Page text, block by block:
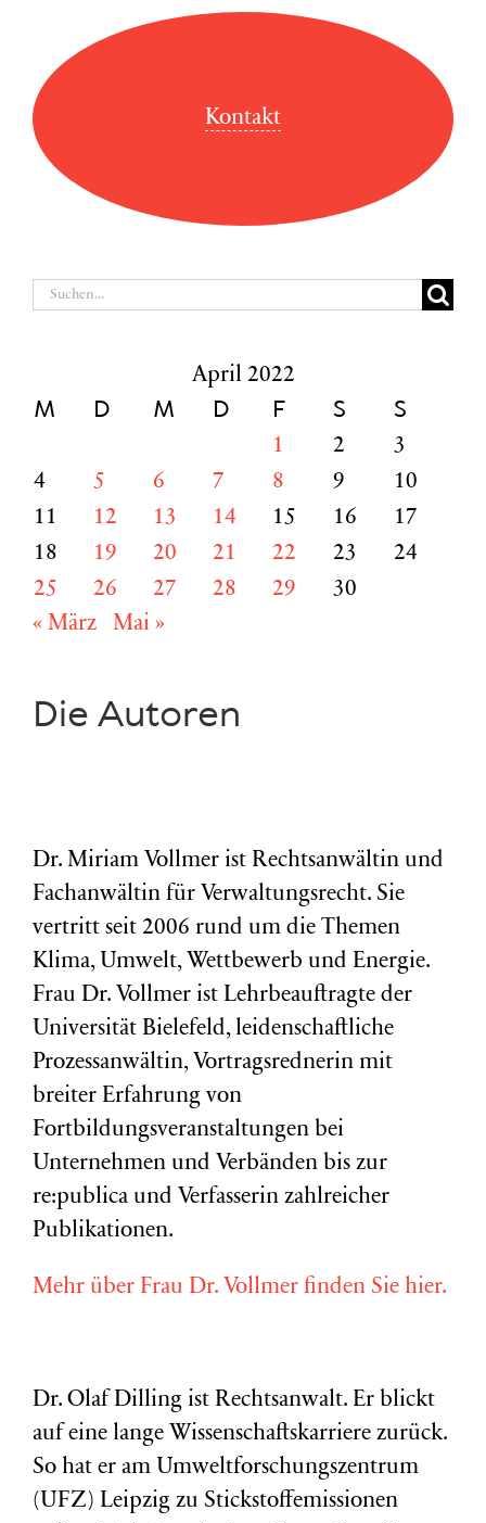
Kontakt
Suche
April 2022
M D M D F S S
1 2
3
4
5 6 7 8 9
10
11
12 13 14 15 16
17
18
19 20 21 22 23
24
25
26 27 28 29
30
« März
Mai »
Die Autoren
Dr. Miriam Vollmer ist Rechtsanwältin und
Fachanwältin für Verwaltungsrecht. Sie
vertritt seit 2006 rund um die Themen
Klima, Umwelt, Wettbewerb und Energie.
Frau Dr. Vollmer ist Lehrbeauftragte der
Universität Bielefeld, leidenschaftliche
Prozessanwältin, Vortragsrednerin mit
breiter Erfahrung von
Fortbildungsveranstaltungen bei
Unternehmen und Verbänden bis zur
re:publica und Verfasserin zahlreicher
Publikationen.
Mehr über Frau Dr. Vollmer finden Sie hier.
Dr. Olaf Dilling ist Rechtsanwalt. Er blickt
auf eine lange Wissenschaftskarriere zurück.
So hat er am Umweltforschungszentrum
(UFZ) Leipzig zu Stickstoffemissionen